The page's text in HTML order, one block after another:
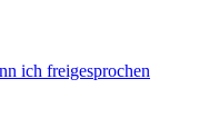
ich freigesprochen